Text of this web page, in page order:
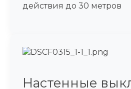
действия до 30 метров
Настенные